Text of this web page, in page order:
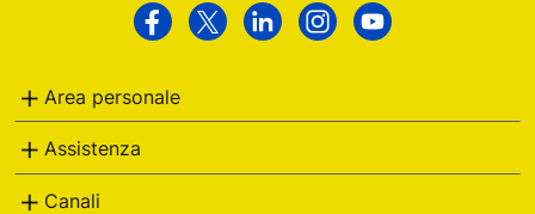
Facebook
Twitter LinkedinInstagram
Area personale
Assistenza
Canali